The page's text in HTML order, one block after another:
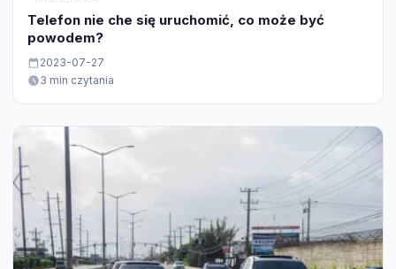
Telefon nie che się uruchomić, co może być
powodem?
2023-07-27
3 min czytania